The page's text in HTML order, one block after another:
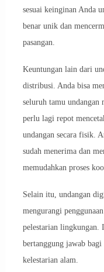
sesuai keinginan Anda
benar unik dan
pasangan.
Keuntungan lain dari
distribusi. Anda bisa
seluruh tamu undangan
perlu lagi repot
undangan secara fisik.
sudah menerima dan
memudahkan proses
Selain itu, undangan
mengurangi
pelestarian lingkungan.
bertanggung jawab bagi
kelestarian alam.